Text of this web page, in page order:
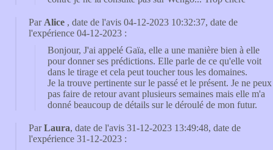
Par Alice , date de l'avis 04-12-2023 10:32:37, date de
l'expérience 04-12-2023 :
Bonjour, J'ai appelé Gaïa, elle a une manière bien à elle
pour donner ses prédictions. Elle parle de ce qu'elle voit
dans le tirage et cela peut toucher tous les domaines.
Je la trouve pertinente sur le passé et le présent. Je ne peux
pas faire de retour avant plusieurs semaines mais elle m'a
donné beaucoup de détails sur le déroulé de mon futur.
ParLaura, date de l'avis 31-12-2023 13:49:48, date de
l'expérience 31-12-2023 :